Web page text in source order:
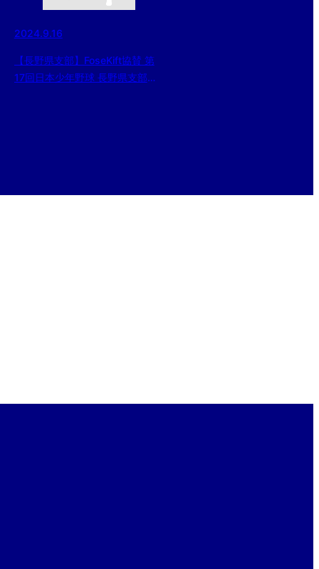
2024.9.16
【長野県支部】FoseKift協賛 第
17回日本少年野球 長野県支部ジ